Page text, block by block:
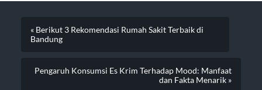
« Berikut 3 Rekomendasi Rumah Sakit Terbaik di
Bandung
Pengaruh Konsumsi Es Krim Terhadap Mood: Manfaat
dan Fakta Menarik »